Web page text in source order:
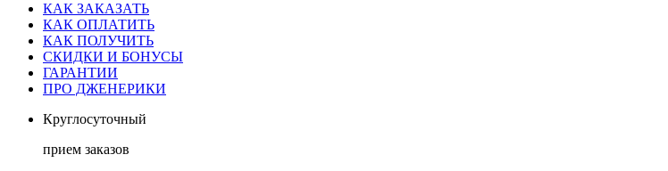
КАК ЗАКАЗАТЬ
КАК ОПЛАТИТЬ
КАК ПОЛУЧИТЬ
СКИДКИ И БОНУСЫ
ГАРАНТИИ
ПРО ДЖЕНЕРИКИ
Круглосуточный
прием заказов